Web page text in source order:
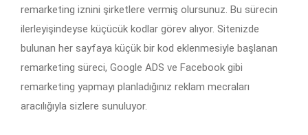
remarketing iznini şirketlere vermiş olursunuz. Bu sürecin
ilerleyişindeyse küçücük kodlar görev alıyor. Sitenizde
bulunan her sayfaya küçük bir kod eklenmesiyle başlanan
remarketing süreci, Google ADS ve Facebook gibi
remarketing yapmayı planladığınız reklam mecraları
aracılığıyla sizlere sunuluyor.